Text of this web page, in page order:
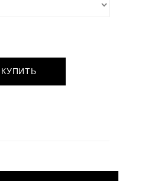
КУПИТЬ